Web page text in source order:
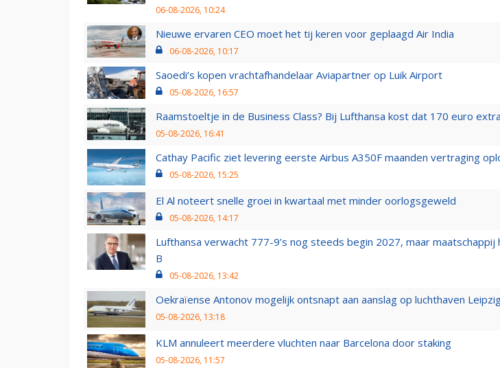
06-08-2026, 10:24
Nieuwe ervaren CEO moet het tij keren voor geplaagd Air India
06-08-2026, 10:17
Saoedi’s kopen vrachtafhandelaar Aviapartner op Luik Airport
05-08-2026, 16:57
Raamstoeltje in de Business Class? Bij Lufthansa kost dat 170 euro extra
05-08-2026, 16:41
Cathay Pacific ziet levering eerste Airbus A350F maanden vertraging
05-08-2026, 15:25
El Al noteert snelle groei in kwartaal met minder oorlogsgeweld
05-08-2026, 14:17
Lufthansa verwacht 777-9’s nog steeds begin 2027, maar maatschappij
B
05-08-2026, 13:42
Oekraïense Antonov mogelijk ontsnapt aan aanslag op luchthaven
05-08-2026, 13:18
KLM annuleert meerdere vluchten naar Barcelona door staking
05-08-2026, 11:57